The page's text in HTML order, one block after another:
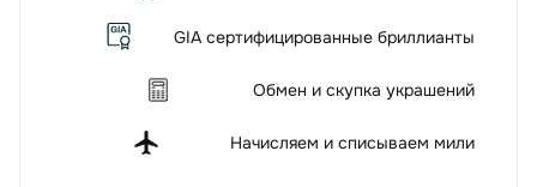
GIA сертифицированные бриллианты
Обмен и скупка украшений
Начисляем и списываем мили